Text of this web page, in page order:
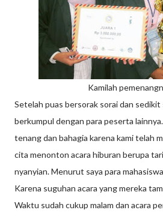
Kamilah
Setelah puas bersorak sorai dan sedikit
berkumpul dengan para peserta
tenang dan bahagia karena kami telah
cita menonton acara hiburan berupa
nyanyian. Menurut saya para
Karena suguhan acara yang mereka
Waktu sudah cukup malam dan acara